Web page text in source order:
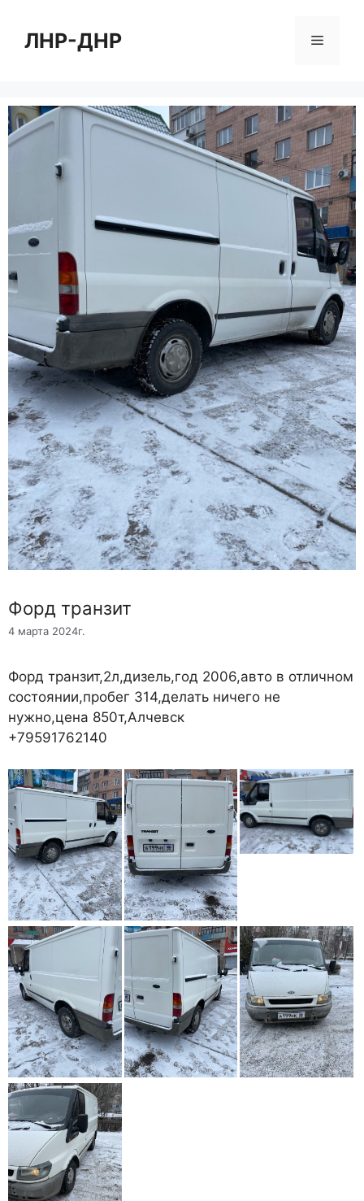
содержимому
ЛНР-ДНР Меню
Форд транзит
4 марта 2024г.
Форд транзит,2л,дизель,год 2006,авто в отличном
состоянии,пробег 314,делать ничего не
нужно,цена 850т,Алчевск
+79591762140